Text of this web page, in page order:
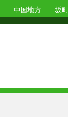
中国地方 坂町